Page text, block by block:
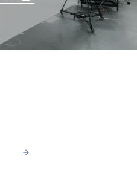
る
arrow_forward
arrow_forward